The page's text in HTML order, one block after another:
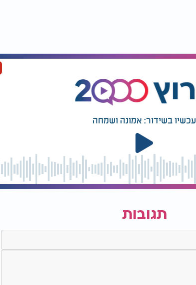
עכשיו בשידור: אמונה ושמחה
תגובות